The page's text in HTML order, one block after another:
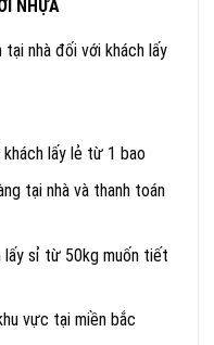
NHỰA
tại nhà đối với khách lấy
khách lấy lẻ từ 1 bao
tại nhà và thanh toán
lấy sỉ từ 50kg muốn tiết
vực tại miền bắc